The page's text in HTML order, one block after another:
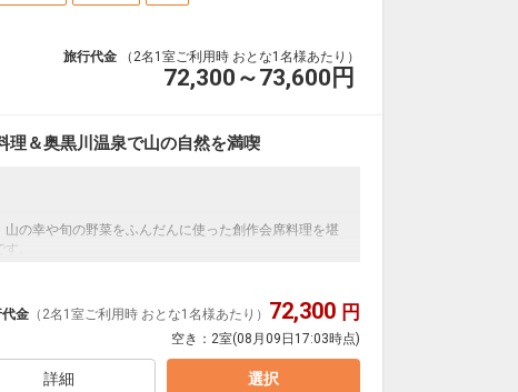
旅行代金 （2名1室ご利用時 おとな1名様あたり）
72,300～73,600 円
理＆奥黒川温泉で山の自然を満喫
の幸や旬の野菜をふんだんに使った創作会席料理を堪
。
しい雰囲気漂う温泉郷“黒川温泉”
佇む「山みず木」は、山と水と木のよさを肌で感じ、あ
流沿いに露天風呂がございます。
金 （2名1室ご利用時 おとな1名様あたり） 72,300 円
空き： 2室(08月09日17:03時点)
詳細 選択